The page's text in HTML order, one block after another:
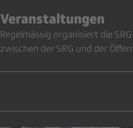
Veranstaltungen
Regelmässig organisiert die
zwischen der SRG und der